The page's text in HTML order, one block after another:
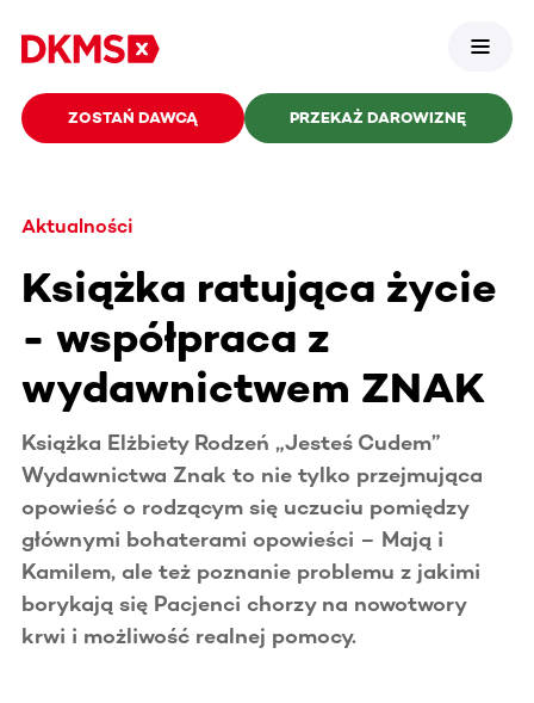
ZOSTAŃ DAWCĄ PRZEKAŻ DAROWIZNĘ
Aktualności
Książka ratująca życie
- współpraca z
wydawnictwem ZNAK
Książka Elżbiety Rodzeń „Jesteś Cudem”
Wydawnictwa Znak to nie tylko przejmująca
opowieść o rodzącym się uczuciu pomiędzy
głównymi bohaterami opowieści – Mają i
Kamilem, ale też poznanie problemu z jakimi
borykają się Pacjenci chorzy na nowotwory
krwi i możliwość realnej pomocy.